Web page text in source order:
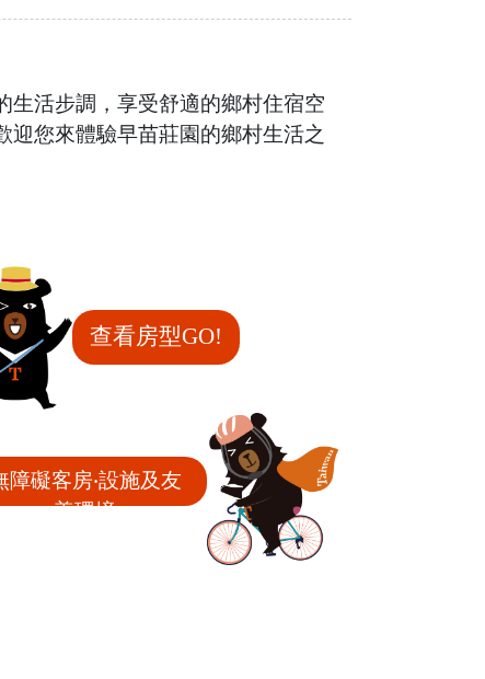
生活步調，享受舒適的鄉村住宿空
您來體驗早苗莊園的鄉村生活之
查看房型GO!
障礙客房‧設施及友
善環境